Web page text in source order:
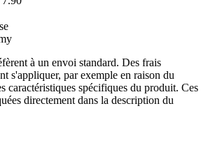
à un envoi standard. Des frais
s'appliquer, par exemple en raison du
caractéristiques spécifiques du produit. Ces
directement dans la description du